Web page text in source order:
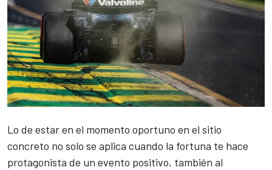
Lo de estar en el momento oportuno en el sitio
concreto no solo se aplica cuando la fortuna te hace
protagonista de un evento positivo, también al